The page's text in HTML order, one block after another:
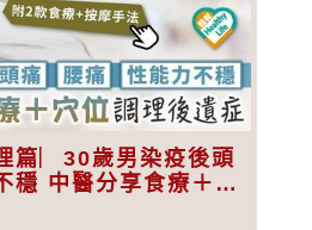
篇︳30歲男染疫後頭
穩 中醫分享食療＋穴